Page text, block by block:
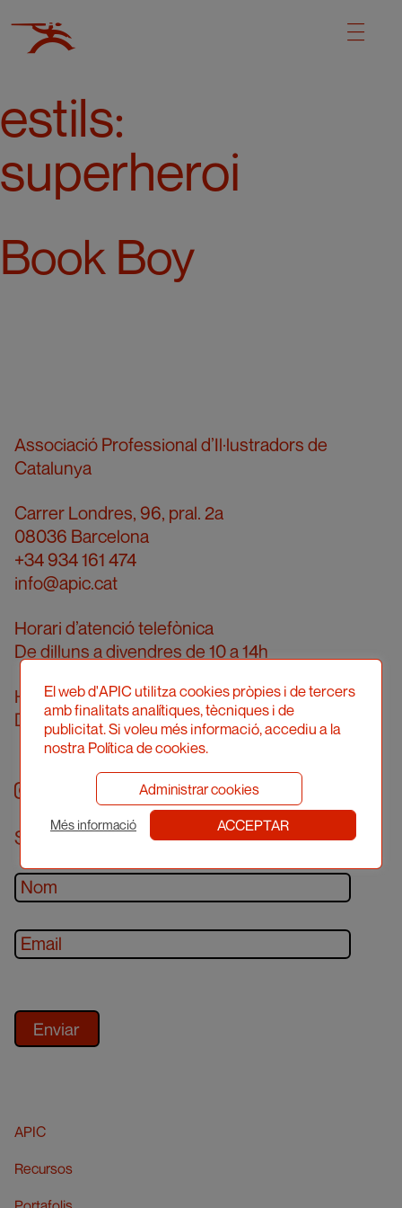
estils:
superheroi
Book Boy
Associació Professional d’Il·lustradors de
Catalunya
Carrer Londres, 96, pral. 2a
08036 Barcelona
+34 934 161 474
info@apic.cat
Horari d’atenció telefònica
De dilluns a divendres de 10 a 14h
Horari d’atenció presencial
Demanar cita prèvia
twitteryoutube
Subscriu-te al newsletter
APIC
Recursos
El web d'APIC utilitza cookies pròpies i de tercers
amb finalitats analítiques, tècniques i de
publicitat. Si voleu més informació, accediu a la
nostra Política de cookies.
Administrar cookies
Més informació ACCEPTAR